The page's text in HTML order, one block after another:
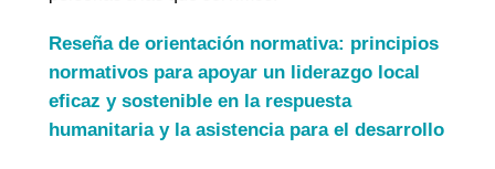
Reseña de orientación normativa: principios
normativos para apoyar un liderazgo local
eficaz y sostenible en la respuesta
humanitaria y la asistencia para el desarrollo